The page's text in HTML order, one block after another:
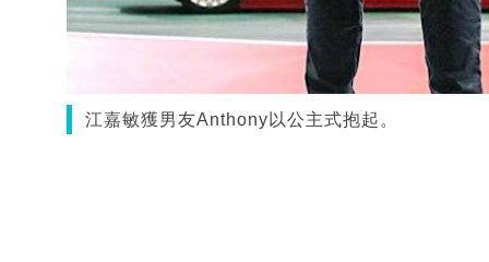
江嘉敏獲男友Anthony以公主式抱起。